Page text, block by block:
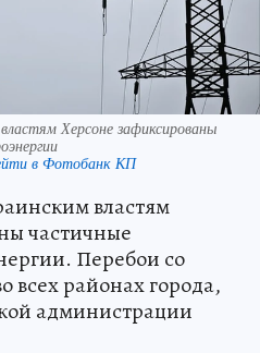
Херсоне зафиксированы
в Фотобанк КП
властям
частичные
Перебои со
всех районах города,
администрации